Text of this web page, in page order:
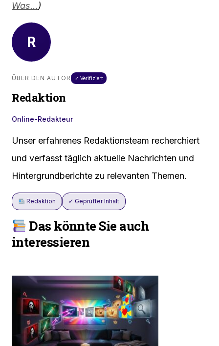
Was…)
R
ÜBER DEN AUTOR ✓ Verifiziert
Redaktion
Online-Redakteur
Unser erfahrenes Redaktionsteam recherchiert
und verfasst täglich aktuelle Nachrichten und
Hintergrundberichte zu relevanten Themen.
Redaktion ✓ Geprüfter Inhalt
Das könnte Sie auch
interessieren